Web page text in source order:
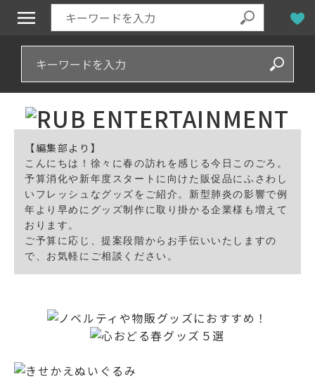
【編集部より】
こんにちは！徐々に春の訪れを感じる今日このごろ。
予算消化や新年度スタートに向けた販促品にふさわし
いフレッシュなグッズをご紹介。新型肺炎の影響で例
年より早めにグッズ制作に取り掛かる企業様も増えて
おります。
ご予算に応じ、提案段階からお手伝いいたしますの